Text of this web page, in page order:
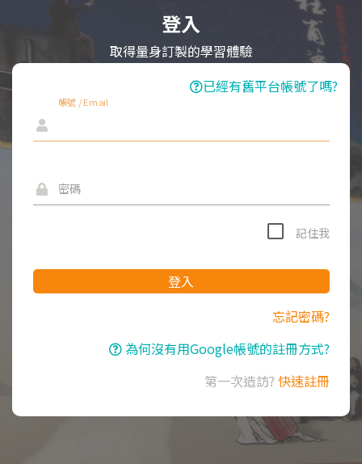
登入
取得量身訂製的學習體驗
已經有舊平台帳號了嗎?
帳號 / Email
密碼
記住我
登入
忘記密碼?
為何沒有用Google帳號的註冊方式?
第一次造訪? 快速註冊